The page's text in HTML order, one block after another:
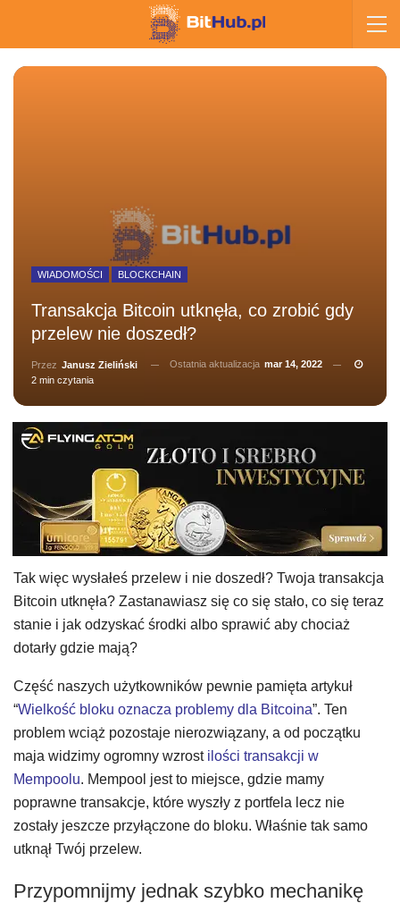
WIADOMOŚCI BLOCKCHAIN
Transakcja Bitcoin utknęła, co zrobić gdy
przelew nie doszedł?
Przez Janusz Zieliński Ostatnia aktualizacja mar 14, 2022
2 min czytania
Tak więc wysłałeś przelew i nie doszedł? Twoja transakcja
Bitcoin utknęła? Zastanawiasz się co się stało, co się teraz
stanie i jak odzyskać środki albo sprawić aby chociaż
dotarły gdzie mają?
Część naszych użytkowników pewnie pamięta artykuł
“Wielkość bloku oznacza problemy dla Bitcoina”. Ten
problem wciąż pozostaje nierozwiązany, a od początku
maja widzimy ogromny wzrost ilości transakcji w
Mempoolu. Mempool jest to miejsce, gdzie mamy
poprawne transakcje, które wyszły z portfela lecz nie
zostały jeszcze przyłączone do bloku. Właśnie tak samo
utknął Twój przelew.
Przypomnijmy jednak szybko mechanikę